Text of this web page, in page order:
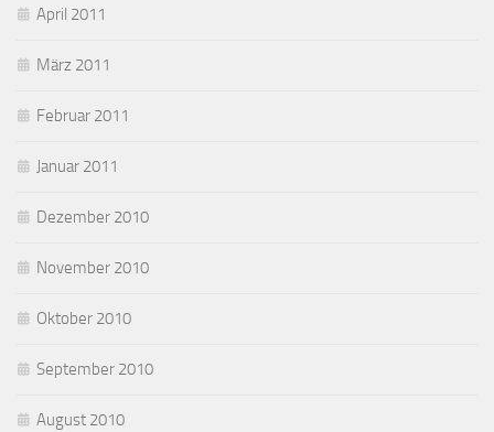
April 2011
März 2011
Februar 2011
Januar 2011
Dezember 2010
November 2010
Oktober 2010
September 2010
August 2010